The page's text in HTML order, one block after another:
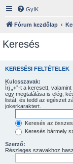
GyIK
Fórum kezdőlap
Keresés
KERESÉSI FELTÉTELEK
Kulcsszavak:
Írj „ +”-t a keresett, valamint „
egy megtalálása is elég,
listát, és tedd az egészet
jokerkaraktert.
Keresés az
Keresés bármely
Szerző:
Részleges szavakhoz